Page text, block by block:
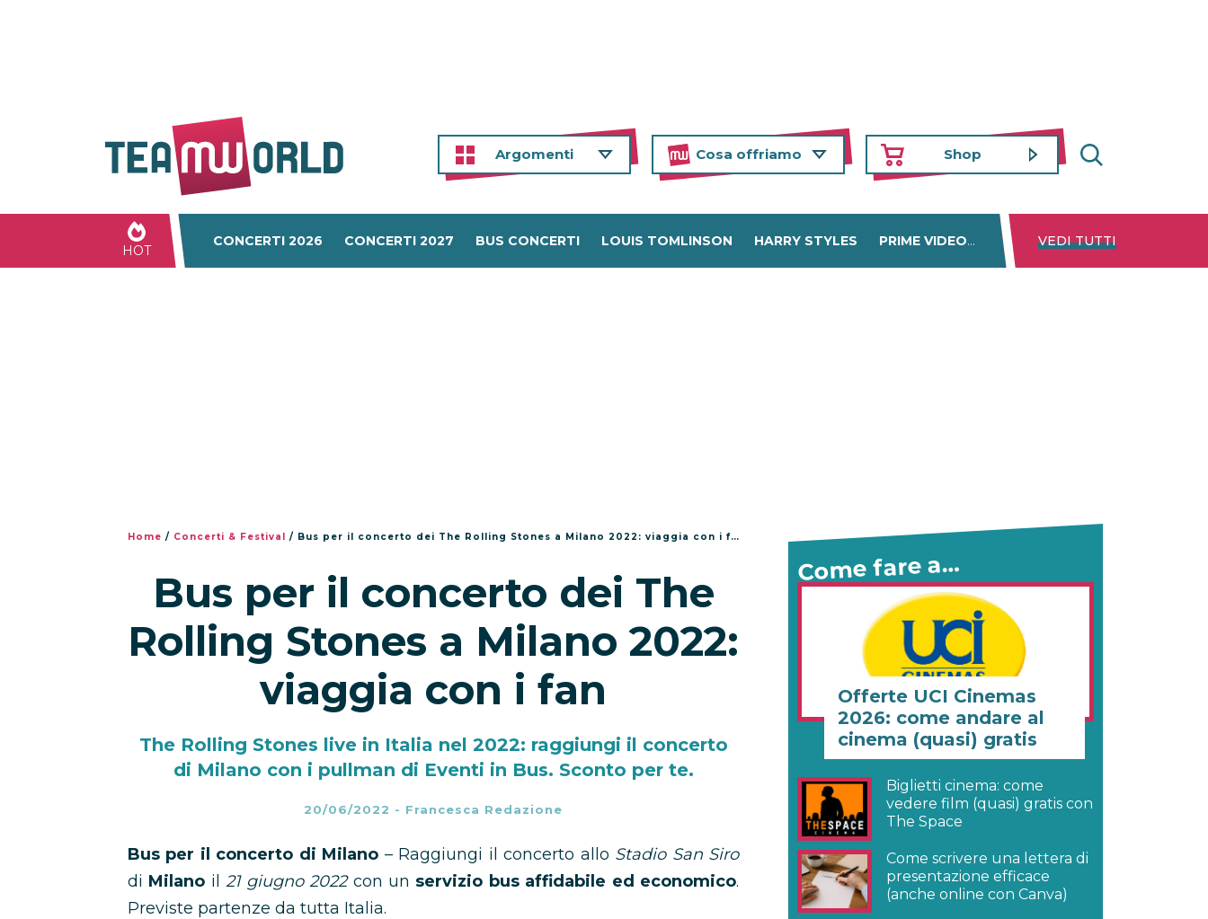
Argomenti Cosa offriamo Shop
HOT
CONCERTI 2026 CONCERTI 2027 BUS CONCERTI LOUIS TOMLINSON HARRY STYLES PRIME VIDEO DISNEY+ NETFLIX
VEDI TUTTI
Home / Concerti & Festival / Bus per il concerto dei The Rolling Stones a Milano 2022: viaggia con i fan
Bus per il concerto dei The
Rolling Stones a Milano 2022:
viaggia con i fan
The Rolling Stones live in Italia nel 2022: raggiungi il concerto
di Milano con i pullman di Eventi in Bus. Sconto per te.
20/06/2022 - Francesca Redazione
Bus per il concerto di Milano – Raggiungi il concerto allo Stadio San Siro
di Milano il21 giugno 2022con un servizio bus affidabile ed economico.
Previste partenze da tutta Italia.
Come fare a…
Offerte UCI Cinemas
2026: come andare al
cinema (quasi) gratis
Biglietti cinema: come
vedere film (quasi) gratis con
The Space
Come scrivere una lettera di
presentazione efficace
(anche online con Canva)